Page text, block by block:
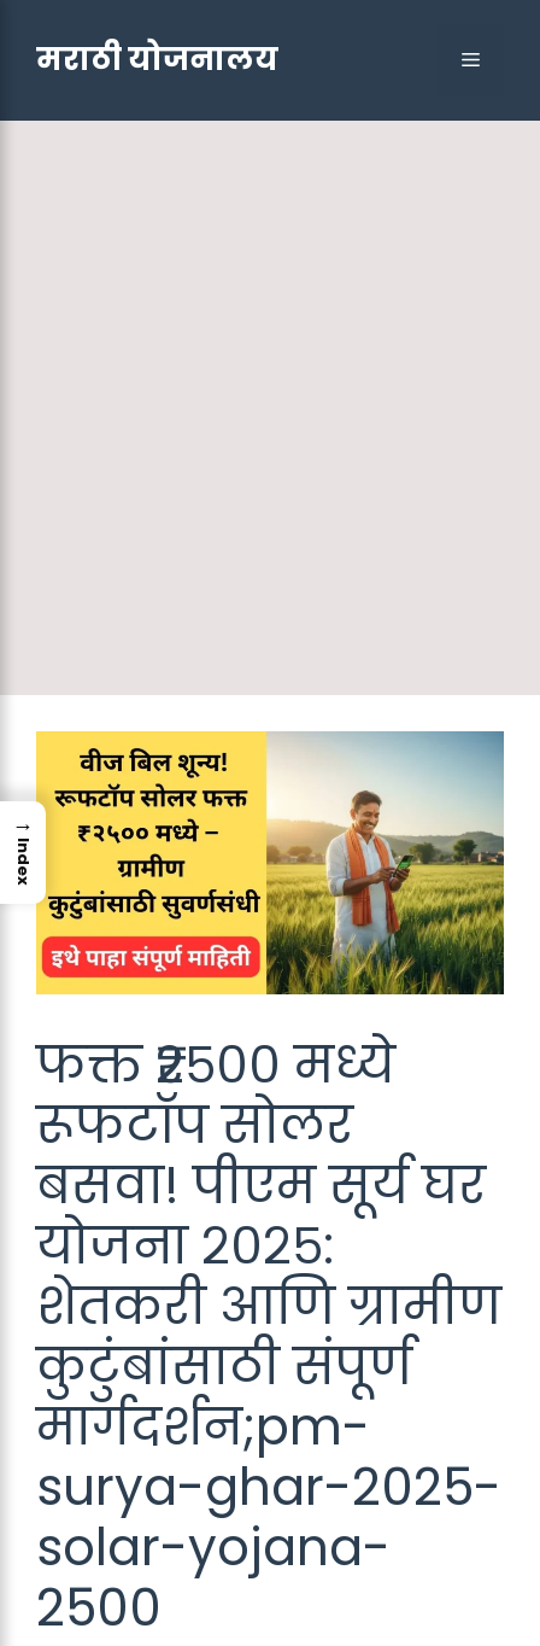
contentमराठी योजनालय Menu
फक्त ₹२५०० मध्ये
रूफटॉप सोलर
बसवा! पीएम सूर्य घर
योजना २०२५:
शेतकरी आणि ग्रामीण
कुटुंबांसाठी संपूर्ण
मार्गदर्शन;pm-
surya-ghar-2025-
solar-yojana-
2500
→
Index